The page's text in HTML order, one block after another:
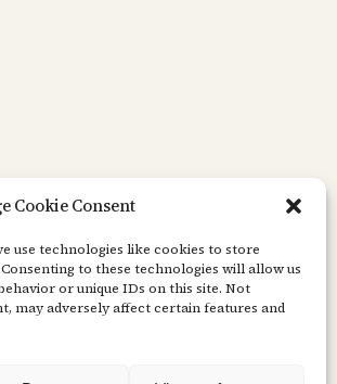
Cookie Consent
use technologies like cookies to store
to these technologies will allow us
or unique IDs on this site. Not
may adversely affect certain features and